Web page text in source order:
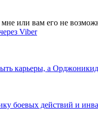
или вам его не
Viber
карьеры, а
боевых действий и